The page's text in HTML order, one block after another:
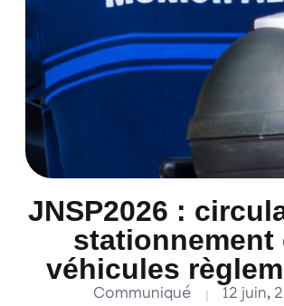
JNSP2026 :
stationnement
véhicules
Communiqué 12 juin,